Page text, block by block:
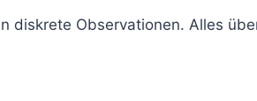
Observationen. Alles